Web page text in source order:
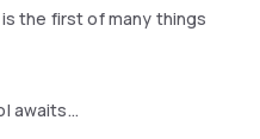
of coolness and comfort.
the first of many things
awaits...